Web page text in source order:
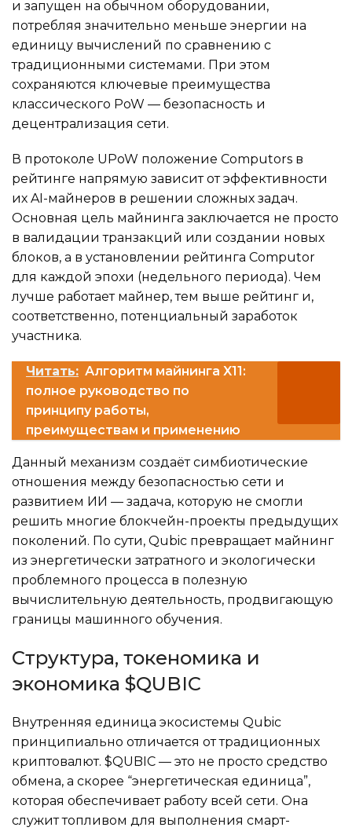
и запущен на обычном оборудовании,
потребляя значительно меньше энергии на
единицу вычислений по сравнению с
традиционными системами. При этом
сохраняются ключевые преимущества
классического PoW — безопасность и
децентрализация сети.
В протоколе UPoW положение Computors в
рейтинге напрямую зависит от эффективности
их AI-майнеров в решении сложных задач.
Основная цель майнинга заключается не просто
в валидации транзакций или создании новых
блоков, а в установлении рейтинга Computor
для каждой эпохи (недельного периода). Чем
лучше работает майнер, тем выше рейтинг и,
соответственно, потенциальный заработок
участника.
Читать: Алгоритм майнинга X11:
полное руководство по
принципу работы,
преимуществам и применению
Данный механизм создаёт симбиотические
отношения между безопасностью сети и
развитием ИИ — задача, которую не смогли
решить многие блокчейн-проекты предыдущих
поколений. По сути, Qubic превращает майнинг
из энергетически затратного и экологически
проблемного процесса в полезную
вычислительную деятельность, продвигающую
границы машинного обучения.
Структура, токеномика и
экономика $QUBIC
Внутренняя единица экосистемы Qubic
принципиально отличается от традиционных
криптовалют. $QUBIC — это не просто средство
обмена, а скорее “энергетическая единица”,
которая обеспечивает работу всей сети. Она
служит топливом для выполнения смарт-